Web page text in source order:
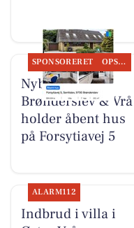
SPONSORERET OPSLAGSTAVLEN
Nybolig
Brønderslev & Vrå
holder åbent hus
på Forsytiavej 5
ALARM112
Indbrud i villa i